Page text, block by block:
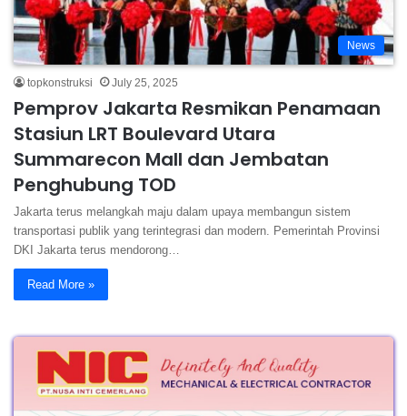
News
topkonstruksi July 25, 2025
Pemprov Jakarta Resmikan Penamaan
Stasiun LRT Boulevard Utara
Summarecon Mall dan Jembatan
Penghubung TOD
Jakarta terus melangkah maju dalam upaya membangun sistem
transportasi publik yang terintegrasi dan modern. Pemerintah Provinsi
DKI Jakarta terus mendorong…
Read More »